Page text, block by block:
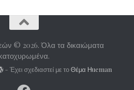
© 2026. Όλα τα δικαιώματα
- Έχει σχεδιαστεί με τοΘέμα Ηueman